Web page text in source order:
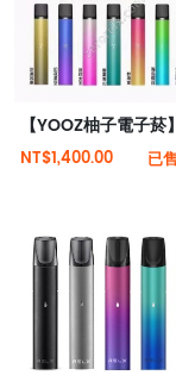
NT$1,400.00 已